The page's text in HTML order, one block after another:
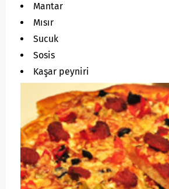
Mantar
Mısır
Sucuk
Sosis
Kaşar peyniri